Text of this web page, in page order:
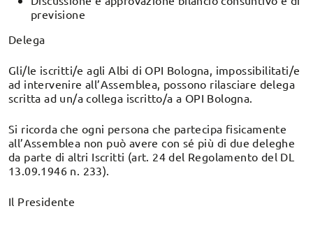
previsione
Delega
Gli/le iscritti/e agli Albi di OPI Bologna, impossibilitati/e
ad intervenire all’Assemblea, possono rilasciare delega
scritta ad un/a collega iscritto/a a OPI Bologna.
Si ricorda che ogni persona che partecipa fisicamente
all’Assemblea non può avere con sé più di due deleghe
da parte di altri Iscritti (art. 24 del Regolamento del DL
13.09.1946 n. 233).
Il Presidente